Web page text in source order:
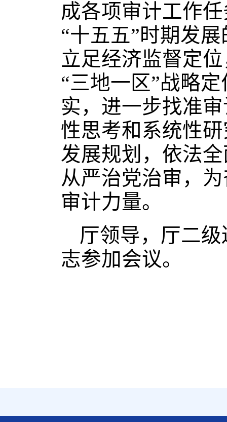
成各项审计工作
“十五五”时期发
立足经济监督定
“三地一区”战略
实，进一步找准
性思考和系统性
发展规划，依法
从严治党治审，
审计力量。
厅领导，厅二
志参加会议。